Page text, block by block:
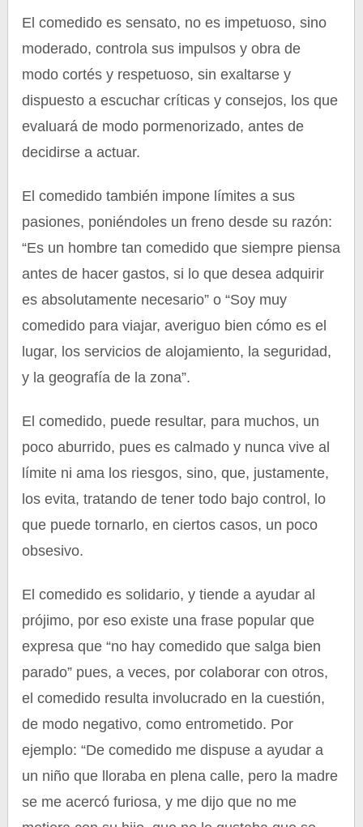
El comedido es sensato, no es impetuoso, sino
moderado, controla sus impulsos y obra de
modo cortés y respetuoso, sin exaltarse y
dispuesto a escuchar críticas y consejos, los que
evaluará de modo pormenorizado, antes de
decidirse a actuar.
El comedido también impone límites a sus
pasiones, poniéndoles un freno desde su razón:
“Es un hombre tan comedido que siempre piensa
antes de hacer gastos, si lo que desea adquirir
es absolutamente necesario” o “Soy muy
comedido para viajar, averiguo bien cómo es el
lugar, los servicios de alojamiento, la seguridad,
y la geografía de la zona”.
El comedido, puede resultar, para muchos, un
poco aburrido, pues es calmado y nunca vive al
límite ni ama los riesgos, sino, que, justamente,
los evita, tratando de tener todo bajo control, lo
que puede tornarlo, en ciertos casos, un poco
obsesivo.
El comedido es solidario, y tiende a ayudar al
prójimo, por eso existe una frase popular que
expresa que “no hay comedido que salga bien
parado” pues, a veces, por colaborar con otros,
el comedido resulta involucrado en la cuestión,
de modo negativo, como entrometido. Por
ejemplo: “De comedido me dispuse a ayudar a
un niño que lloraba en plena calle, pero la madre
se me acercó furiosa, y me dijo que no me